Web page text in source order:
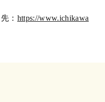
： https://www.ichikawa